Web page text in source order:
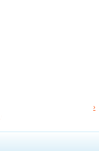
›